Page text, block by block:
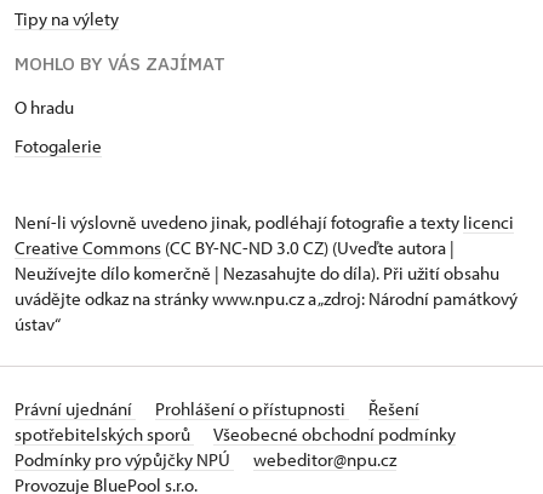
Tipy na výlety
MOHLO BY VÁS ZAJÍMAT
O hradu
Fotogalerie
Není-li výslovně uvedeno jinak, podléhají fotografie a texty licenci
Creative Commons (CC BY-NC-ND 3.0 CZ) (Uveďte autora |
Neužívejte dílo komerčně | Nezasahujte do díla). Při užití obsahu
uvádějte odkaz na stránky www.npu.cz a „zdroj: Národní památkový
ústav“
Právní ujednání Prohlášení o přístupnosti
Řešení
spotřebitelských sporů
Všeobecné obchodní podmínky
Podmínky pro výpůjčky NPÚ
webeditor@npu.cz
Provozuje BluePool s.r.o.